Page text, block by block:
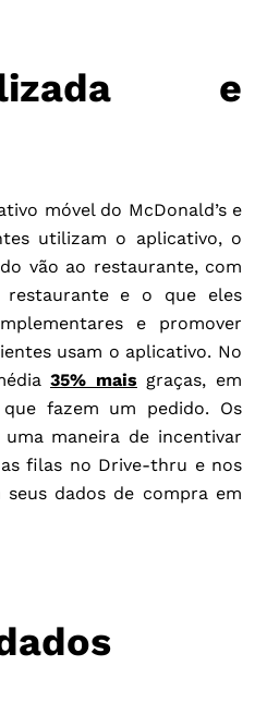
e
móvel do McDonald’s e
utilizam o aplicativo, o
vão ao restaurante, com
e o que eles
e promover
usam o aplicativo. No
35% mais graças, em
fazem um pedido. Os
maneira de incentivar
filas no Drive-thru e nos
dados de compra em